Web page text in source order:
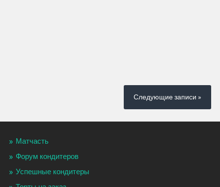
Следующие записи »
Матчасть
Форум кондитеров
Успешные кондитеры